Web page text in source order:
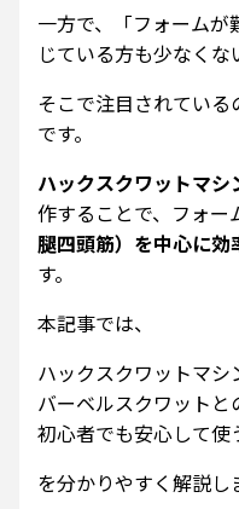
一方で、「フォーム
じている方も少なくな
そこで注目されている
です。
ハックスクワットマシ
作することで、フォー
腿四頭筋）を中心に
す。
本記事では、
ハックスクワットマ
バーベルスクワットと
初心者でも安心して使
を分かりやすく解説し